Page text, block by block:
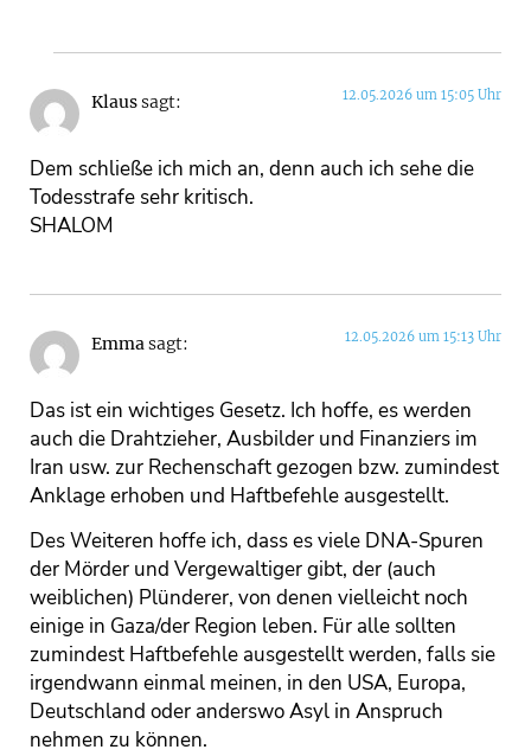
Klaussagt: 12.05.2026 um 15:05 Uhr
Dem schließe ich mich an, denn auch ich sehe die
Todesstrafe sehr kritisch.
SHALOM
Emmasagt: 12.05.2026 um 15:13 Uhr
Das ist ein wichtiges Gesetz. Ich hoffe, es werden
auch die Drahtzieher, Ausbilder und Finanziers im
Iran usw. zur Rechenschaft gezogen bzw. zumindest
Anklage erhoben und Haftbefehle ausgestellt.
Des Weiteren hoffe ich, dass es viele DNA-Spuren
der Mörder und Vergewaltiger gibt, der (auch
weiblichen) Plünderer, von denen vielleicht noch
einige in Gaza/der Region leben. Für alle sollten
zumindest Haftbefehle ausgestellt werden, falls sie
irgendwann einmal meinen, in den USA, Europa,
Deutschland oder anderswo Asyl in Anspruch
nehmen zu können.